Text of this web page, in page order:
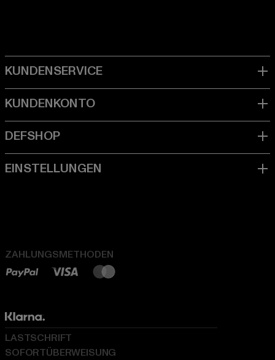
ZAHLUNGSMETHODEN
LASTSCHRIFT
SOFORTÜBERWEISUNG